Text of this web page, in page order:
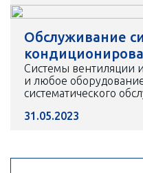
Обслуживание
Системы вентиляции
и любое
систематического
31.05.2023